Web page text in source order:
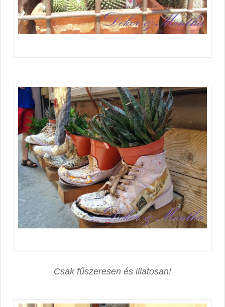
Csak fűszeresen és illatosan!